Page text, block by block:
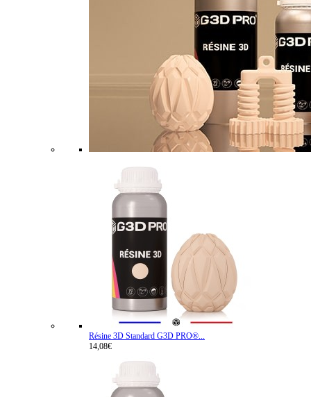
Résine 3D Standard G3D PRO®...
14,08€